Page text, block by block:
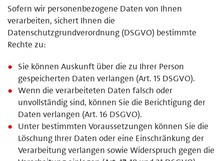
Sofern wir personenbezogene Daten von Ihnen
verarbeiten, sichert Ihnen die
Datenschutzgrundverordnung (DSGVO) bestimmte
Rechte zu:
Sie können Auskunft über die zu Ihrer Person
gespeicherten Daten verlangen (Art. 15 DSGVO).
Wenn die verarbeiteten Daten falsch oder
unvollständig sind, können Sie die Berichtigung der
Daten verlangen (Art. 16 DSGVO).
Unter bestimmten Voraussetzungen können Sie die
Löschung Ihrer Daten oder eine Einschränkung der
Verarbeitung verlangen sowie Widerspruch gegen die